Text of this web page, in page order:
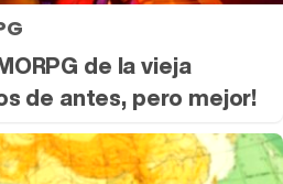
de la vieja
de antes, pero mejor!